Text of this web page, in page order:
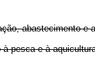
abastecimento e
pesca e à